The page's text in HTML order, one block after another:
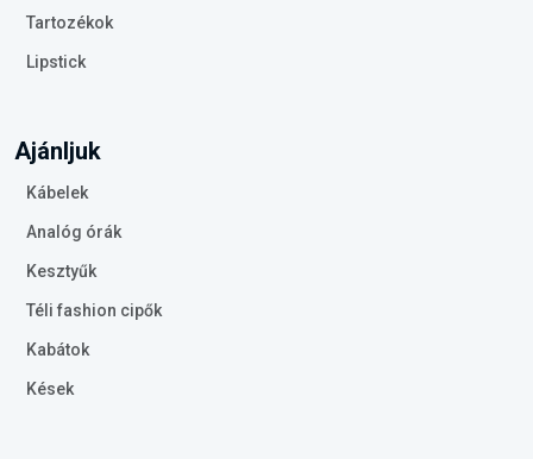
Tartozékok
Lipstick
Ajánljuk
Kábelek
Analóg órák
Kesztyűk
Téli fashion cipők
Kabátok
Kések